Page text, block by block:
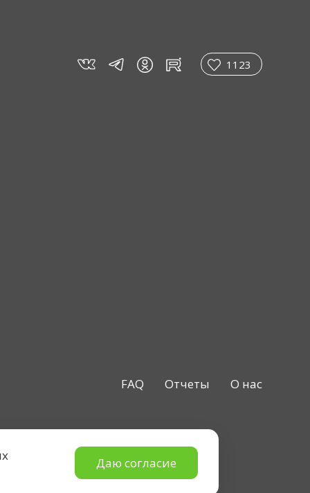
vk tg in rt 1123
О нас
Отчеты
FAQ
Даю согласие